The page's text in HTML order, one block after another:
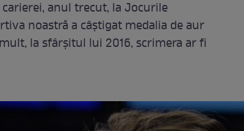
anul trecut, la Jocurile
noastră a câştigat medalia de aur
la sfârşitul lui 2016, scrimera ar fi